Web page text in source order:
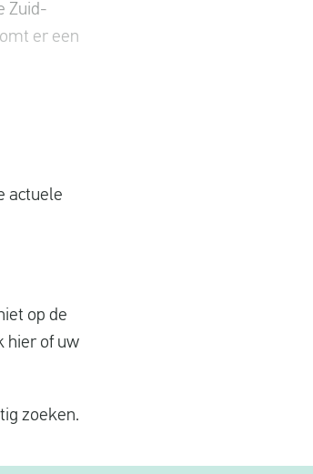
Zuid-
er een
actuele
op de
hier of uw
zoeken.